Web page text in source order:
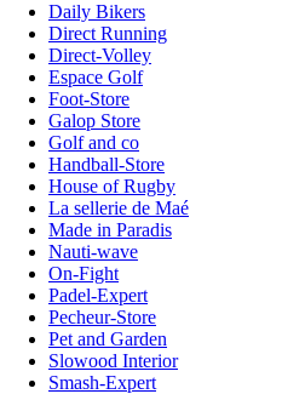
Daily Bikers
Direct Running
Direct-Volley
Espace Golf
Foot-Store
Galop Store
Golf and co
Handball-Store
House of Rugby
La sellerie de Maé
Made in Paradis
Nauti-wave
On-Fight
Padel-Expert
Pecheur-Store
Pet and Garden
Slowood Interior
Smash-Expert